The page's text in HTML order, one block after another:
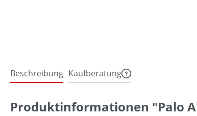
Beschreibung Kaufberatung
Produktinformationen "Palo